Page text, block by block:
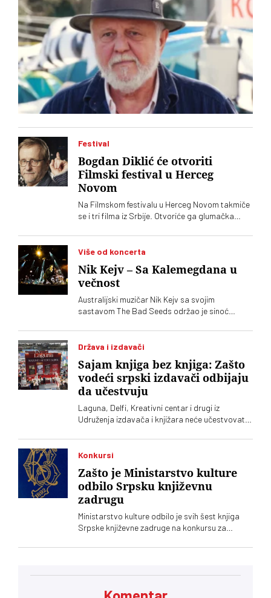
Festival
Bogdan Diklić će otvoriti
Filmski festival u Herceg
Novom
Na Filmskom festivalu u Herceg Novom takmiče
se i tri filma iz Srbije. Otvoriće ga glumačka
Crnogorsko ministarstvo kulture
Više od koncerta
Nik Kejv – Sa Kalemegdana u
večnost
Australijski muzičar Nik Kejv sa svojim
sastavom The Bad Seeds održao je sinoć
tvrđave, u okviru evropske letnje turneje
Država i izdavači
Sajam knjiga bez knjiga: Zašto
vodeći srpski izdavači odbijaju
da učestvuju
Laguna, Delfi, Kreativni centar i drugi iz
Udruženja izdavača i knjižara neće učestvovati
još prošle godine doneli Clio, Arhipelag,
Geopopetika i drugi iz Udruženja profesionalnih
Konkursi
Zašto je Ministarstvo kulture
odbilo Srpsku književnu
zadrugu
Ministarstvo kulture odbilo je svih šest knjiga
Srpske književne zadruge na konkursu za
Podsetimo da je predsednik SKZ profesor Milo